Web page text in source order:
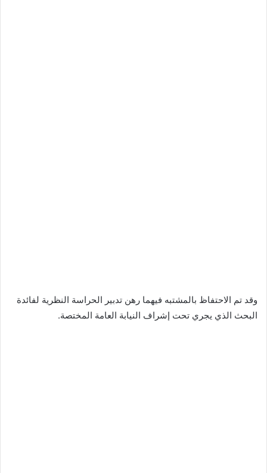
وقد تم الاحتفاظ بالمشتبه فيهما رهن تدبير الحراسة النظرية لفائدة
البحث الذي يجري تحت إشراف النيابة العامة المختصة.